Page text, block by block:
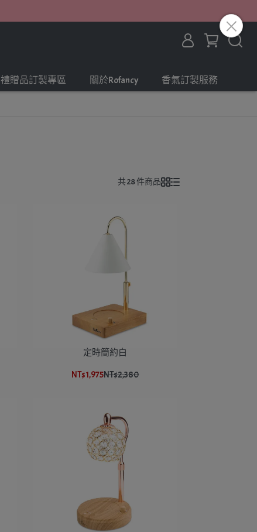
禮贈品訂製專區 關於Rofancy 香氣訂製服務
共 28 件商品
定時簡約白
NT$1,975NT$2,380